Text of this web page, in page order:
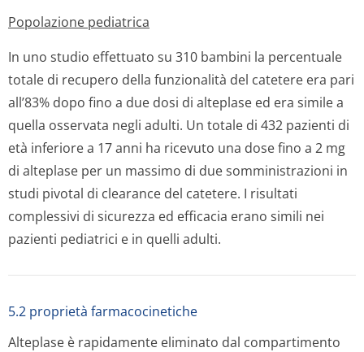
Popolazione pediatrica
In uno studio effettuato su 310 bambini la percentuale
totale di recupero della funzionalità del catetere era pari
all’83% dopo fino a due dosi di alteplase ed era simile a
quella osservata negli adulti. Un totale di 432 pazienti di
età inferiore a 17 anni ha ricevuto una dose fino a 2 mg
di alteplase per un massimo di due somministrazioni in
studi pivotal di clearance del catetere. I risultati
complessivi di sicurezza ed efficacia erano simili nei
pazienti pediatrici e in quelli adulti.
5.2 proprietà farmacocinetiche
Alteplase è rapidamente eliminato dal compartimento